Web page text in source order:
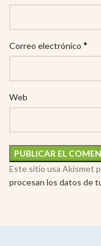
Correo electrónico *
Web
Este sitio usa Akismet
procesan los datos de